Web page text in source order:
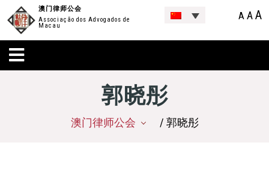
澳门律师公会
Associação dos Advogados de
Macau
A AA
郭晓彤
澳门律师公会 / 郭晓彤